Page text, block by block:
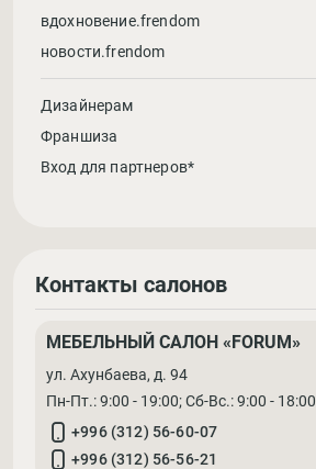
вдохновение.frendom
новости.frendom
Дизайнерам
Франшиза
Вход для партнеров*
Контакты салонов
МЕБЕЛЬНЫЙ САЛОН «FORUM»
ул. Ахунбаева, д. 94
Пн-Пт.: 9:00 - 19:00; Cб-Вс.: 9:00 - 18:00
+996 (312) 56-60-07
+996 (312) 56-56-21